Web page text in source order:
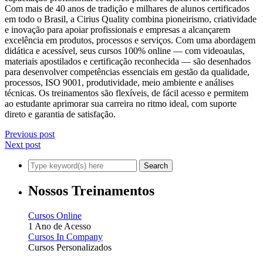
Com mais de 40 anos de tradição e milhares de alunos certificados
em todo o Brasil, a Cirius Quality combina pioneirismo, criatividade
e inovação para apoiar profissionais e empresas a alcançarem
excelência em produtos, processos e serviços. Com uma abordagem
didática e acessível, seus cursos 100% online — com videoaulas,
materiais apostilados e certificação reconhecida — são desenhados
para desenvolver competências essenciais em gestão da qualidade,
processos, ISO 9001, produtividade, meio ambiente e análises
técnicas. Os treinamentos são flexíveis, de fácil acesso e permitem
ao estudante aprimorar sua carreira no ritmo ideal, com suporte
direto e garantia de satisfação.
Previous post
Next post
Nossos Treinamentos
Cursos Online
1 Ano de Acesso
Cursos In Company
Cursos Personalizados